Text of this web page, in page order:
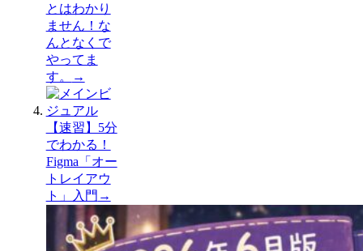
とはわかり
ません！な
んとなくで
やってま
す。
→
【速習】5分
でわかる！
Figma「オー
トレイアウ
ト」入門 →